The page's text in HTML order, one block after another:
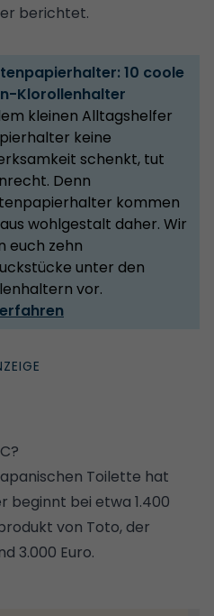
berichtet.
10 coole
Klorollenhalter
kleinen Alltagshelfer
keine
schenkt, tut
Denn
kommen
wohlgestalt daher. Wir
euch zehn
unter den
vor.
Toilette hat
beginnt bei etwa 1.400
von Toto, der
3.000 Euro.